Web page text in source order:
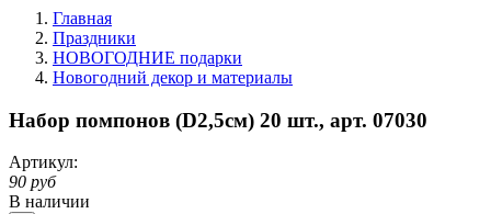
Главная
Праздники
НОВОГОДНИЕ подарки
Новогодний декор и материалы
Набор помпонов (D2,5см) 20 шт., арт. 07030
Артикул:
90 руб
В наличии